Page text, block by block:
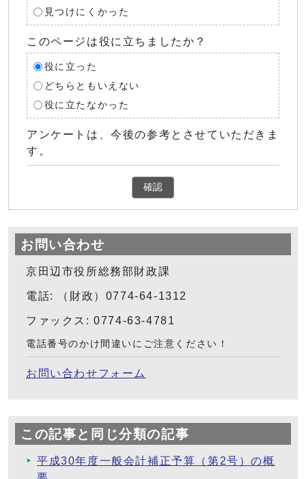
見つけにくかった
このページは役に立ちましたか？
役に立った
どちらともいえない
役に立たなかった
アンケートは、今後の参考とさせていただきま
す。
確認
お問い合わせ
京田辺市役所総務部財政課
電話: （財政）0774-64-1312
ファックス: 0774-63-4781
電話番号のかけ間違いにご注意ください！
お問い合わせフォーム
この記事と同じ分類の記事
平成30年度一般会計補正予算（第2号）の概